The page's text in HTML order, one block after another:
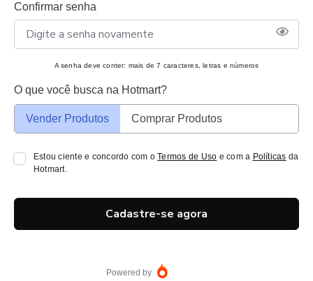
Confirmar senha
A senha deve conter: mais de 7 caracteres, letras e números
O que você busca na Hotmart?
Vender Produtos Comprar Produtos
Estou ciente e concordo com oTermos de Uso e com a Políticas da
Hotmart.
Cadastre-se agora
Powered by